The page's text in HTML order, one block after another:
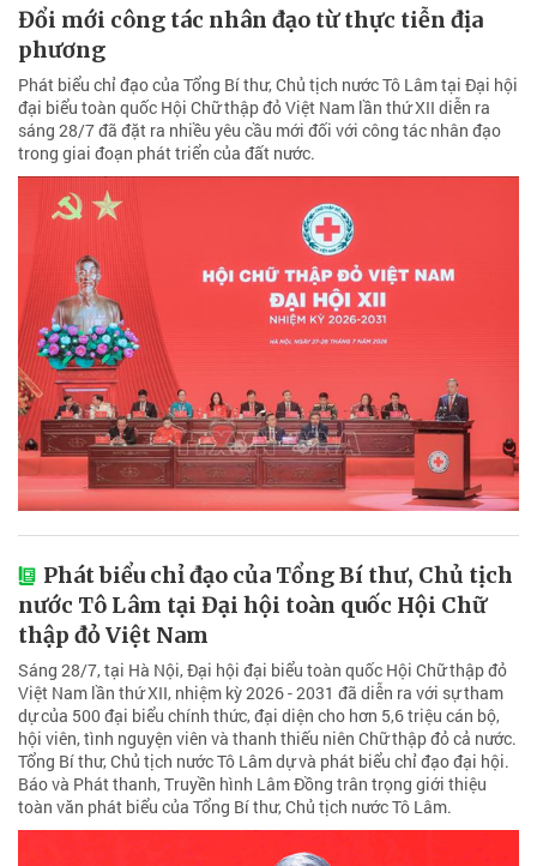
Đổi mới công tác nhân đạo từ thực tiễn địa
phương
Phát biểu chỉ đạo của Tổng Bí thư, Chủ tịch nước Tô Lâm tại Đại hội
đại biểu toàn quốc Hội Chữ thập đỏ Việt Nam lần thứ XII diễn ra
sáng 28/7 đã đặt ra nhiều yêu cầu mới đối với công tác nhân đạo
trong giai đoạn phát triển của đất nước.
Phát biểu chỉ đạo của Tổng Bí thư, Chủ tịch
nước Tô Lâm tại Đại hội toàn quốc Hội Chữ
thập đỏ Việt Nam
Sáng 28/7, tại Hà Nội, Đại hội đại biểu toàn quốc Hội Chữ thập đỏ
Việt Nam lần thứ XII, nhiệm kỳ 2026 - 2031 đã diễn ra với sự tham
dự của 500 đại biểu chính thức, đại diện cho hơn 5,6 triệu cán bộ,
hội viên, tình nguyện viên và thanh thiếu niên Chữ thập đỏ cả nước.
Tổng Bí thư, Chủ tịch nước Tô Lâm dự và phát biểu chỉ đạo đại hội.
Báo và Phát thanh, Truyền hình Lâm Đồng trân trọng giới thiệu
toàn văn phát biểu của Tổng Bí thư, Chủ tịch nước Tô Lâm.